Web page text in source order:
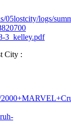
05lostcity/logs/
3_kelley.pdf
City :